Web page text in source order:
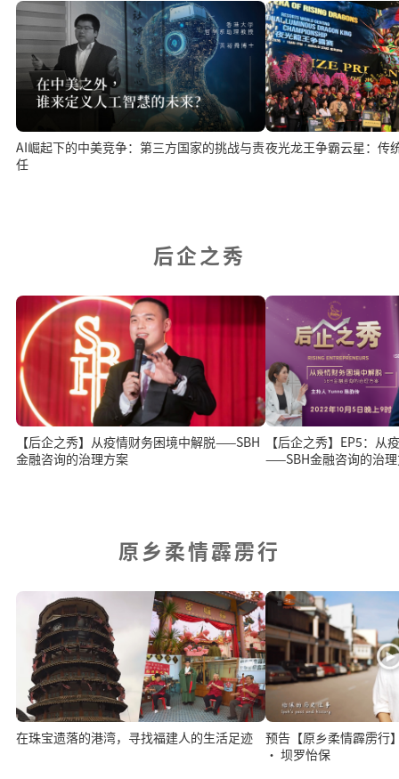
AI崛起下的中美竞争：第三方国家的挑战与责
任
夜光龙王争霸云星：传
后企之秀
【后企之秀】从疫情财务困境中解脱——SBH
金融咨询的治理方案
【后企之秀】EP5：从
——SBH金融咨询的治
原乡柔情霹雳行
在珠宝遗落的港湾，寻找福建人的生活足迹
预告【原乡柔情霹雳行
· 坝罗怡保